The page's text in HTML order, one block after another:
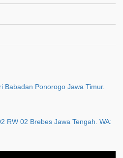
Babadan Ponorogo Jawa Timur.
RW 02 Brebes Jawa Tengah. WA: